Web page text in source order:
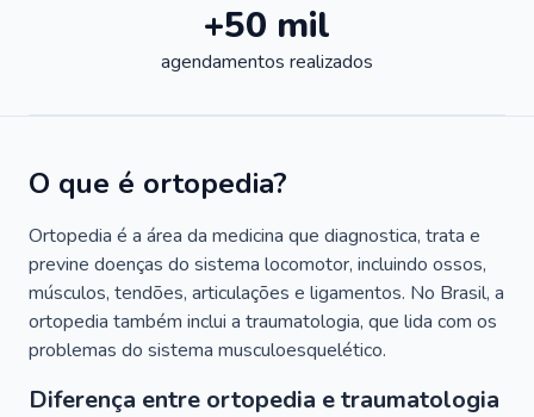
+50 mil
agendamentos realizados
O que é ortopedia?
Ortopedia é a área da medicina que diagnostica, trata e
previne doenças do sistema locomotor, incluindo ossos,
músculos, tendões, articulações e ligamentos. No Brasil, a
ortopedia também inclui a traumatologia, que lida com os
problemas do sistema musculoesquelético.
Diferença entre ortopedia e traumatologia